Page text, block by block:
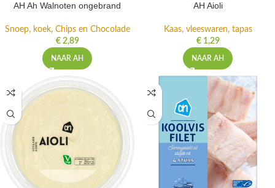
AH Ah Walnoten ongebrand
Snoep, koek, Chips en Chocolade
€2,89
NAAR AH
AH Aioli
Kaas, vleeswaren, tapas
€1,29
NAAR AH